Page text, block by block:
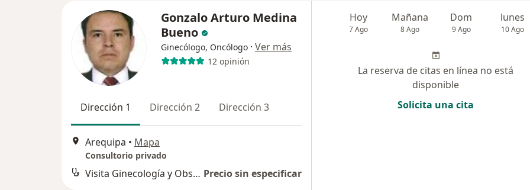
Gonzalo Arturo Medina
Bueno
Ginecólogo, Oncólogo · Ver más
12 opinión
Dirección 1 Dirección 2 Dirección 3
Arequipa • Mapa
Consultorio privado
Visita Ginecología y Obstetricia Precio sin especificar
Hoy
7 Ago
Mañana
8 Ago
Dom
9 Ago
lunes
10 Ago
La reserva de citas en línea no está
disponible
Solicita una cita